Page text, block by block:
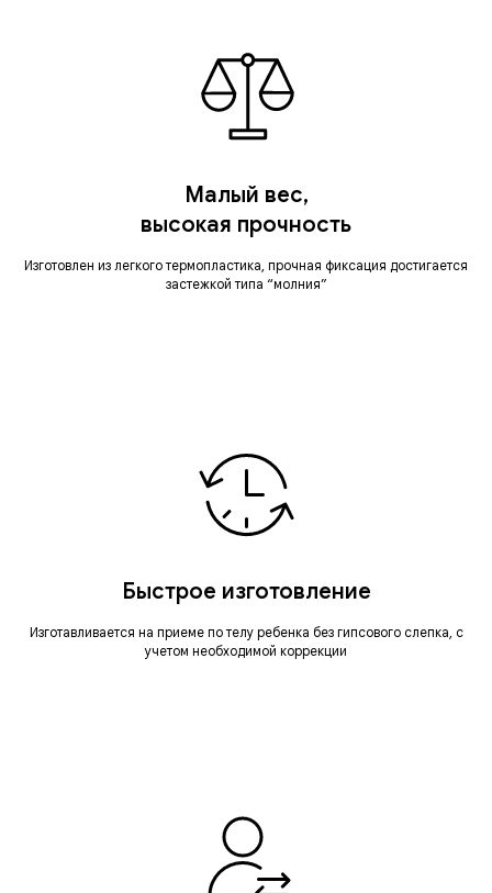
Малый вес,
высокая прочность
Изготовлен из легкого термопластика, прочная фиксация достигается
застежкой типа “молния”
Быстрое изготовление
Изготавливается на приеме по телу ребенка без гипсового слепка, с
учетом необходимой коррекции